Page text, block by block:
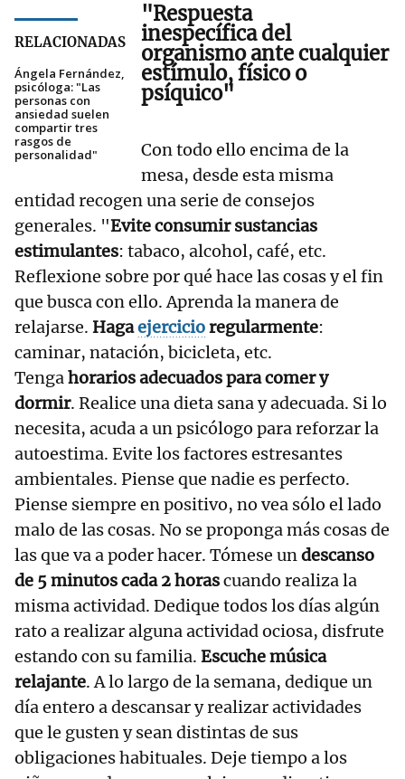
RELACIONADAS
Ángela Fernández,
psicóloga: "Las
personas con
ansiedad suelen
compartir tres
rasgos de
personalidad"
"Respuesta
inespecífica del
organismo ante cualquier
estímulo, físico o
psíquico"
Con todo ello encima de la
mesa, desde esta misma
entidad recogen una serie de consejos
generales. "Evite consumir sustancias
estimulantes: tabaco, alcohol, café, etc.
Reflexione sobre por qué hace las cosas y el fin
que busca con ello. Aprenda la manera de
relajarse. Hagaejercicioregularmente:
caminar, natación, bicicleta, etc.
Tengahorarios adecuados para comer y
dormir. Realice una dieta sana y adecuada. Si lo
necesita, acuda a un psicólogo para reforzar la
autoestima. Evite los factores estresantes
ambientales. Piense que nadie es perfecto.
Piense siempre en positivo, no vea sólo el lado
malo de las cosas. No se proponga más cosas de
las que va a poder hacer. Tómese undescanso
de 5 minutos cada 2 horascuando realiza la
misma actividad. Dedique todos los días algún
rato a realizar alguna actividad ociosa, disfrute
estando con su familia. Escuche música
relajante. A lo largo de la semana, dedique un
día entero a descansar y realizar actividades
que le gusten y sean distintas de sus
obligaciones habituales. Deje tiempo a los